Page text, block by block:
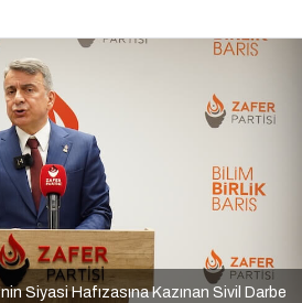
Siyasi Hafızasına Kazınan Sivil Darbe